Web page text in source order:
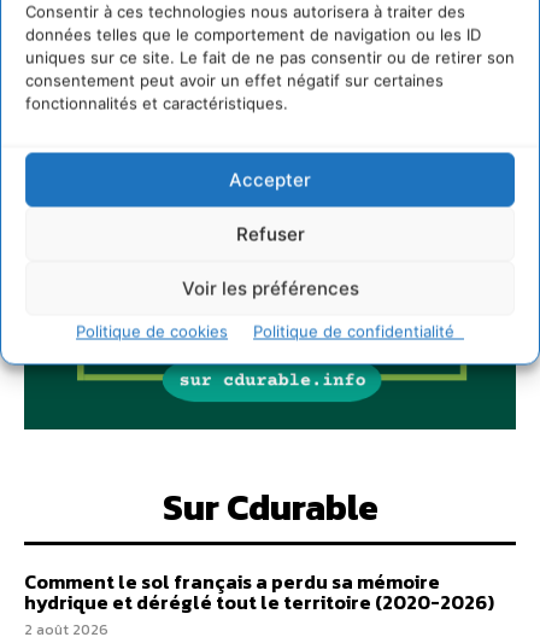
Consentir à ces technologies nous autorisera à traiter des
données telles que le comportement de navigation ou les ID
uniques sur ce site. Le fait de ne pas consentir ou de retirer son
consentement peut avoir un effet négatif sur certaines
fonctionnalités et caractéristiques.
Accepter
Refuser
Voir les préférences
Politique de cookies Politique de confidentialité
Sur Cdurable
Comment le sol français a perdu sa mémoire
hydrique et déréglé tout le territoire (2020-2026)
2 août 2026